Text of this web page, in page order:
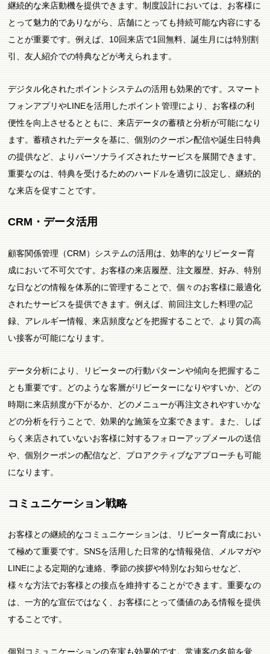
継続的な来店動機を提供できます。制度設計においては、お客様に
とって魅力的でありながら、店舗にとっても持続可能な内容にする
ことが重要です。例えば、10回来店で1回無料、誕生月には特別割
引、友人紹介での特典などが考えられます。
デジタル化されたポイントシステムの活用も効果的です。スマート
フォンアプリやLINEを活用したポイント管理により、お客様の利
便性を向上させるとともに、来店データの蓄積と分析が可能になり
ます。蓄積されたデータを基に、個別のクーポン配信や誕生日特典
の提供など、よりパーソナライズされたサービスを展開できます。
重要なのは、特典を受けるためのハードルを適切に設定し、継続的
な来店を促すことです。
CRM・データ活用
顧客関係管理（CRM）システムの活用は、効率的なリピーター育
成において不可欠です。お客様の来店履歴、注文履歴、好み、特別
な日などの情報を体系的に管理することで、個々のお客様に最適化
されたサービスを提供できます。例えば、前回注文した料理の記
録、アレルギー情報、来店頻度などを把握することで、より質の高
い接客が可能になります。
データ分析により、リピーターの行動パターンや傾向を把握するこ
とも重要です。どのような客層がリピーターになりやすいか、どの
時期に来店頻度が下がるか、どのメニューが再注文されやすいかな
どの分析を行うことで、効果的な施策を立案できます。また、しば
らく来店されていないお客様に対するフォローアップメールの送信
や、個別クーポンの配信など、プロアクティブなアプローチも可能
になります。
コミュニケーション戦略
お客様との継続的なコミュニケーションは、リピーター育成におい
て極めて重要です。SNSを活用した日常的な情報発信、メルマガや
LINEによる定期的な連絡、季節の挨拶や特別なお知らせなど、
様々な方法でお客様との接点を維持することができます。重要なの
は、一方的な宣伝ではなく、お客様にとって価値のある情報を提供
することです。
個別コミュニケーションの充実も効果的です。常連客の名前を覚